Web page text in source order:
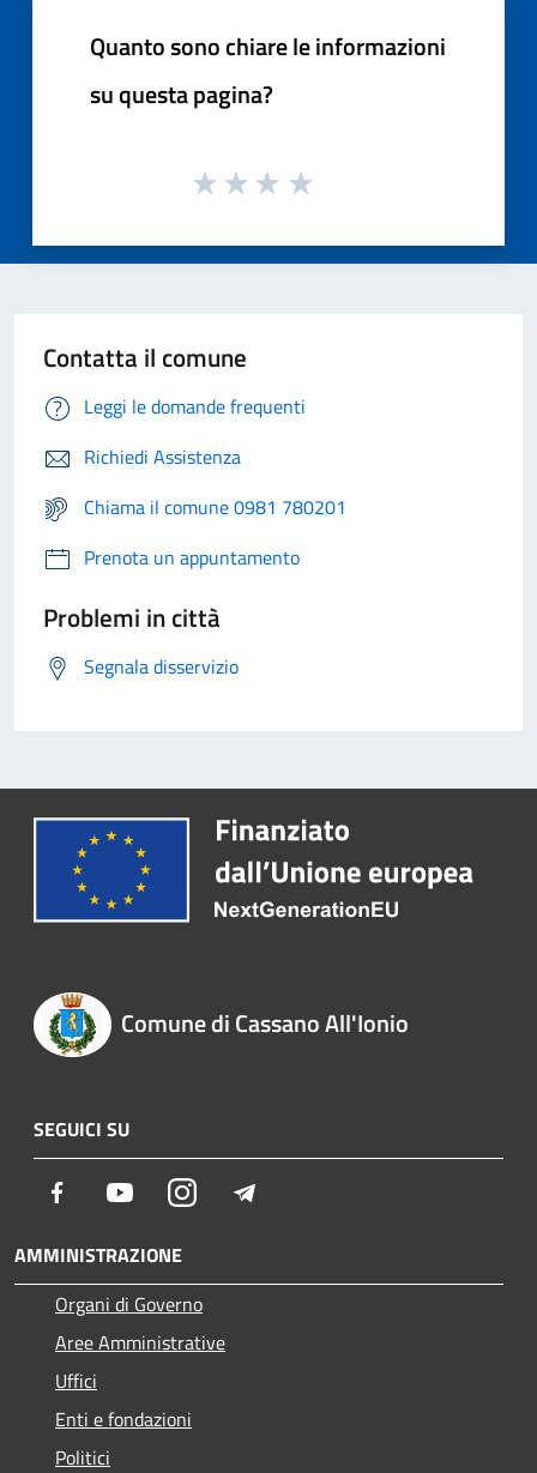
Quanto sono chiare le informazioni
su questa pagina?
Contatta il comune
Leggi le domande frequenti
Richiedi Assistenza
Chiama il comune 0981 780201
Prenota un appuntamento
Problemi in città
Segnala disservizio
Comune di Cassano All'Ionio
SEGUICI SU
Facebook YoutubeInstagram
AMMINISTRAZIONE
Organi di Governo
Aree Amministrative
Uffici
Enti e fondazioni
Politici